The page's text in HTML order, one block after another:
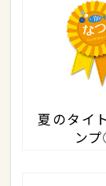
夏のタイ
ン